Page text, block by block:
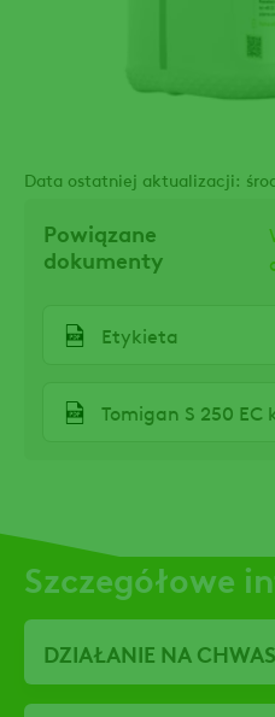
Data ostatniej aktualizacji:
Powiązane
dokumenty
Etykieta
Szczegółowe
DZIAŁANIE NA